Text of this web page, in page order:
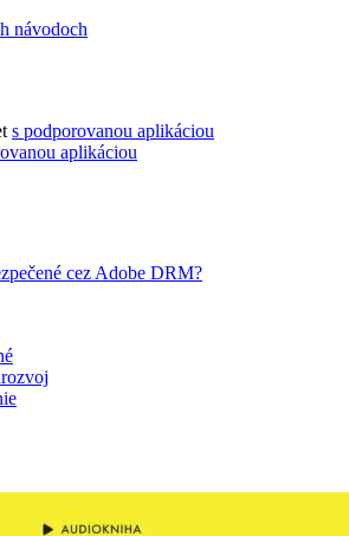
návodoch
s podporovanou aplikáciou
aplikáciou
cez Adobe DRM?